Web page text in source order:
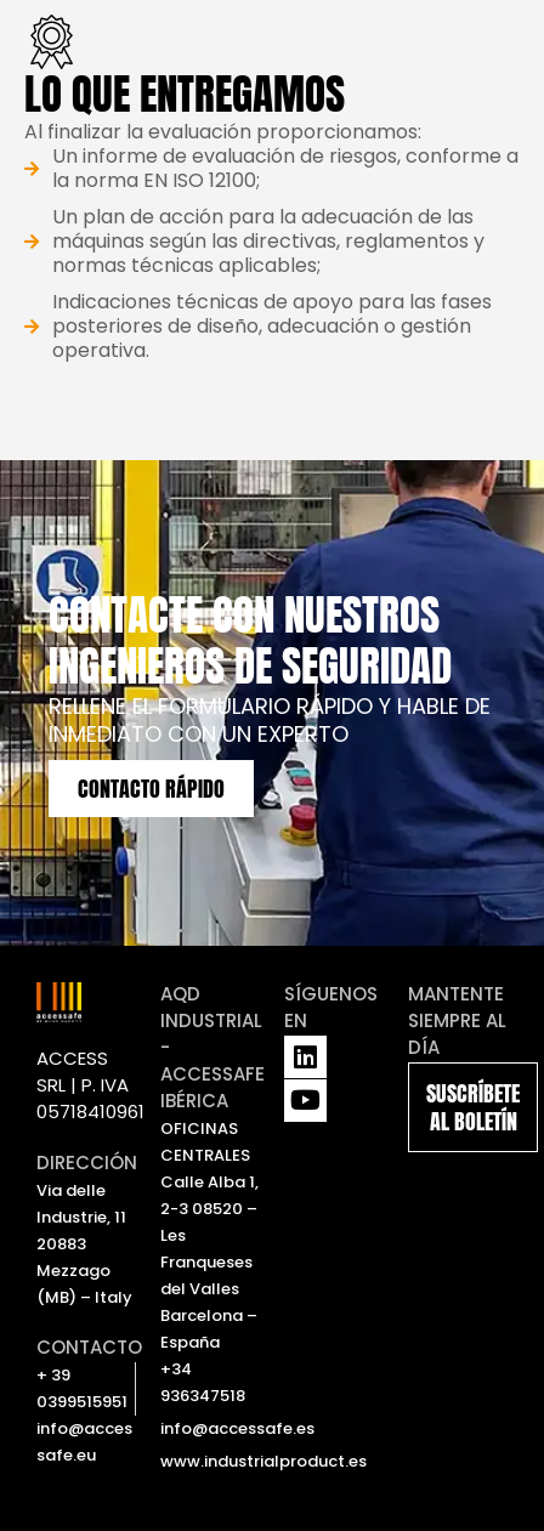
LO QUE ENTREGAMOS
Al finalizar la evaluación proporcionamos:
Un informe de evaluación de riesgos, conforme a
la norma EN ISO 12100;
Un plan de acción para la adecuación de las
máquinas según las directivas, reglamentos y
normas técnicas aplicables;
Indicaciones técnicas de apoyo para las fases
posteriores de diseño, adecuación o gestión
operativa.
CONTACTE CON NUESTROS
INGENIEROS DE SEGURIDAD
RELLENE EL FORMULARIO RÁPIDO Y HABLE DE
INMEDIATO CON UN EXPERTO
CONTACTO RÁPIDO
ACCESS
SRL | P. IVA
05718410961
DIRECCIÓN
Via delle
Industrie, 11
20883
Mezzago
(MB) – Italy
CONTACTO
+ 39
0399515951
info@acces
safe.eu
AQD
INDUSTRIAL
-
ACCESSAFE
IBÉRICA
OFICINAS
CENTRALES
Calle Alba 1,
2-3 08520 –
Les
Franqueses
del Valles
Barcelona –
España
+34
936347518
info@accessafe.es
www.industrialproduct.es
SÍGUENOS
EN
L
i
n
k
Y
o
u
t
MANTENTE
SIEMPRE AL
DÍA
SUSCRÍBETE
AL BOLETÍN